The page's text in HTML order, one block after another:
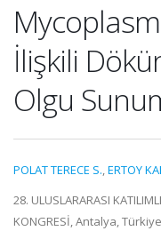
İlişkili
Olgu
POLAT TERECE S.,ERTOY
28. ULUSLARARASI
KONGRESİ, Antalya,